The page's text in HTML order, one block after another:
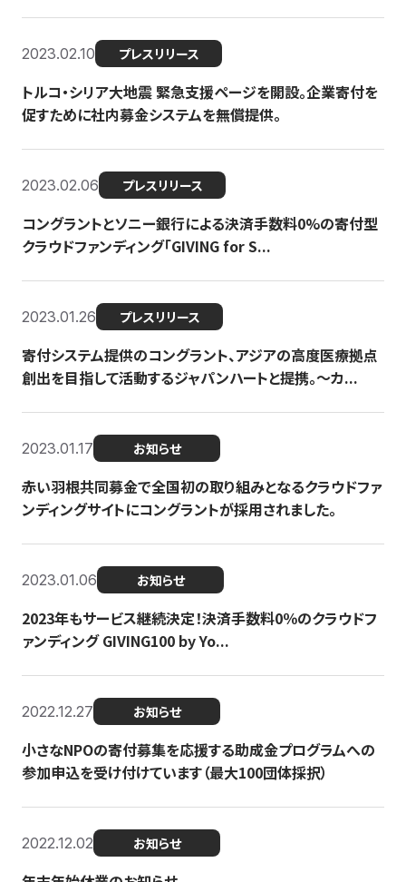
2023.02.10 プレスリリース
トルコ・シリア大地震 緊急支援ページを開設。企業寄付を
促すために社内募金システムを無償提供。
2023.02.06 プレスリリース
コングラントとソニー銀行による決済手数料0%の寄付型
クラウドファンディング「GIVING for S...
2023.01.26 プレスリリース
寄付システム提供のコングラント、アジアの高度医療拠点
創出を目指して活動するジャパンハートと提携。〜カ...
2023.01.17 お知らせ
赤い羽根共同募金で全国初の取り組みとなるクラウドファ
ンディングサイトにコングラントが採用されました。
2023.01.06 お知らせ
2023年もサービス継続決定！決済手数料0％のクラウドフ
ァンディング GIVING100 by Yo...
2022.12.27 お知らせ
小さなNPOの寄付募集を応援する助成金プログラムへの
参加申込を受け付けています（最大100団体採択）
2022.12.02 お知らせ